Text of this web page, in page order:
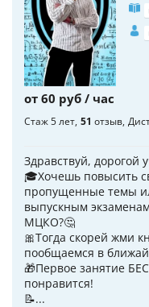
от 60 руб / час
Стаж 5 лет 51 отзыв
Здравствуй, дорогой
🎓Хочешь повысить
пропущенные темы
выпускным
МЦКО?🤔
🎀Тогда скорей жми
пообщаемся в
🎁Первое занятие
понравится!
📝...